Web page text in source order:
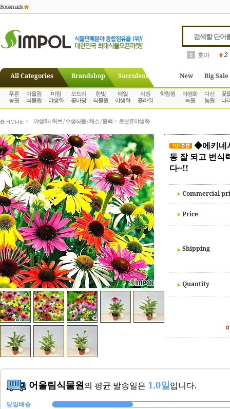
Bookmark
6 콜로카시아
All Categories Brandshop Succulent New Big Sale
푸른
농원
어울림
식물원
미림
야생화
오드리
꽃마당
한빛
식물원
예일
야생화
리빙
플라워
학림원
야생화
녹원
다선
농원
꽃
나
> 야생화 / 허브 / 수생식물 / 채소 / 동백 > 초본류야생화
◆에키네
동 잘 되고 번식
다~!!
Commercial
Price
Shipping
Quantity
어울림식물원의 평균 발송일은 1.0일입니다.
당일배송